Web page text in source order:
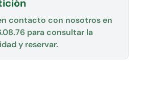
contacto con nosotros en
para consultar la
y reservar.